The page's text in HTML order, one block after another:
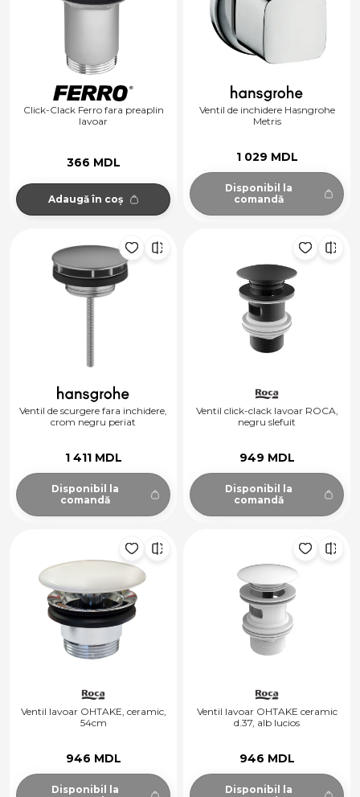
Click-Clack Ferro fara preaplin
lavoar
366 MDL
Adaugă în coș
Ventil de inchidere Hasngrohe
Metris
1 029 MDL
Disponibil la
comandă
Ventil de scurgere fara inchidere,
crom negru periat
1 411 MDL
Disponibil la
comandă
Ventil click-clack lavoar ROCA,
negru slefuit
949 MDL
Disponibil la
comandă
Ventil lavoar OHTAKE, ceramic,
54cm
946 MDL
Disponibil la
Ventil lavoar OHTAKE ceramic
d.37, alb lucios
946 MDL
Disponibil la